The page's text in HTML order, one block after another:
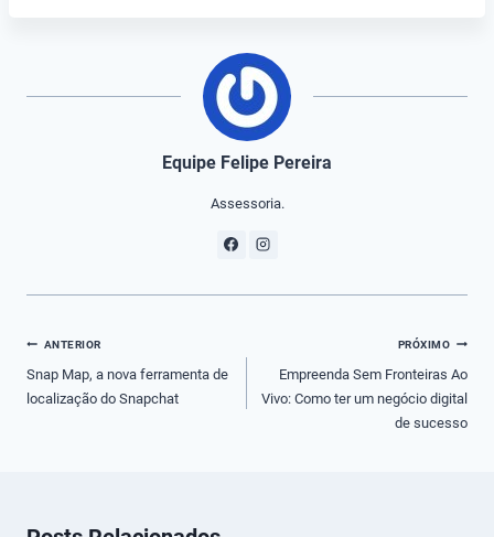
Equipe Felipe Pereira
Assessoria.
Navegação
de
Post
ANTERIOR
Snap Map, a nova ferramenta de
localização do Snapchat
PRÓXIMO
Empreenda Sem Fronteiras Ao
Vivo: Como ter um negócio digital
de sucesso